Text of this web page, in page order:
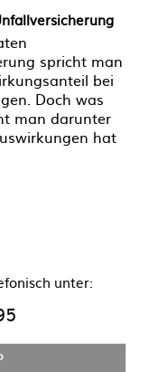
spricht man
bei
Doch was
man darunter
hat
unter: